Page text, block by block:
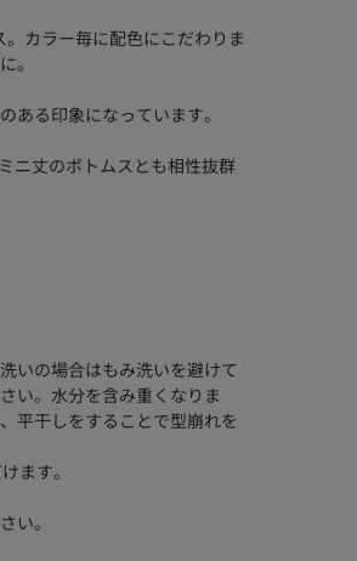
カラー毎に配色にこだわりま
。
ある印象になっています。
ニ丈のボトムスとも相性抜群
いの場合はもみ洗いを避けて
い。水分を含み重くなりま
平干しをすることで型崩れを
ます。
い。